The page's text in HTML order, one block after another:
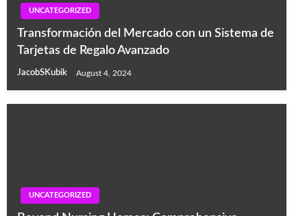
UNCATEGORIZED
Transformación del Mercado con un Sistema de
Tarjetas de Regalo Avanzado
JacobSKubik August 4, 2024
UNCATEGORIZED